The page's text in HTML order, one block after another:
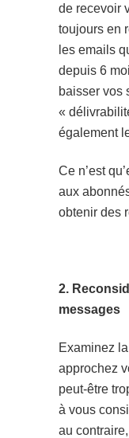
de recevoir
toujours en
les emails
depuis 6
baisser vos
«
également
Ce n’est
aux
obtenir des
2.
messages
Examinez
approchez
peut-être
à vous
au